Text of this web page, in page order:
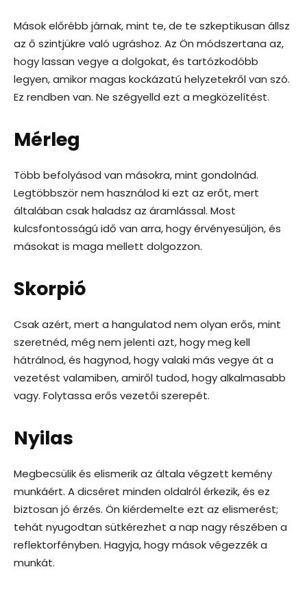
Mások előrébb járnak, mint te, de te szkeptikusan állsz
az ő szintjükre való ugráshoz. Az Ön módszertana az,
hogy lassan vegye a dolgokat, és tartózkodóbb
legyen, amikor magas kockázatú helyzetekről van szó.
Ez rendben van. Ne szégyelld ezt a megközelítést.
Mérleg
Több befolyásod van másokra, mint gondolnád.
Legtöbbször nem használod ki ezt az erőt, mert
általában csak haladsz az áramlással. Most
kulcsfontosságú idő van arra, hogy érvényesüljön, és
másokat is maga mellett dolgozzon.
Skorpió
Csak azért, mert a hangulatod nem olyan erős, mint
szeretnéd, még nem jelenti azt, hogy meg kell
hátrálnod, és hagynod, hogy valaki más vegye át a
vezetést valamiben, amiről tudod, hogy alkalmasabb
vagy. Folytassa erős vezetői szerepét.
Nyilas
Megbecsülik és elismerik az általa végzett kemény
munkáért. A dicséret minden oldalról érkezik, és ez
biztosan jó érzés. Ön kiérdemelte ezt az elismerést;
tehát nyugodtan sütkérezhet a nap nagy részében a
reflektorfényben. Hagyja, hogy mások végezzék a
munkát.